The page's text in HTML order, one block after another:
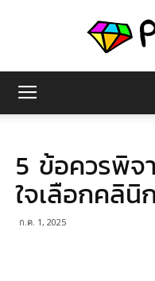
5 ข้อควรพิ
ใจเลือกคลิ
ก.ค. 1, 2025